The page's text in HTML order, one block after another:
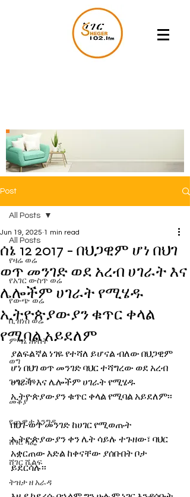
Post
All Posts
የዛሬ ወሬ
የአገር ውስጥ ወሬ
የውጭ ወሬ
ቢዝነስ ወሬ
ምጣኔ ሐብት
ወግ
ጉዳያችን
መቆያ
የጨዋታ እንግዳ
ሸገር ካፌ
ሸገር ሼልፍ
ትዝታ ዘ አራዳ
All Posts
ሰኔ 12 2017 - በህጋዊም ሆነ በህገ
ወጥ መንገድ ወደ አረብ ሀገራት እና
ሌሎችም ሀገራት የሚሄዱ
ኢትዮጵያውያን ቁጥር ቀላል
የሚባል አይደለም
Jun 19, 2025 1 min read
ያልፍልኛል ነገዬ የተሻለ ይሆናል ብለው በህጋዊም
ሆነ በህገ ወጥ መንገድ ባህር ተሻግረው ወደ አረብ
ሀገራት እና ሌሎችም ሀገራት የሚሄዱ
ኢትዮጵያውያን ቁጥር ቀላል የሚባል አይደለም፡፡
በህገ-ወጥ መንገድ ከሀገር የሚወጡት
ኢትዮጵያውያን ቀን ሌት ሳይሉ ተጉዘው፣ ባህር
አቋርጠው እድል ከቀናቸው ያሰቡበት ቦታ
ይደርሳሉ፡፡